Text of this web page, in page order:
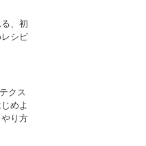
、初
シピ
クス
めよ
り方